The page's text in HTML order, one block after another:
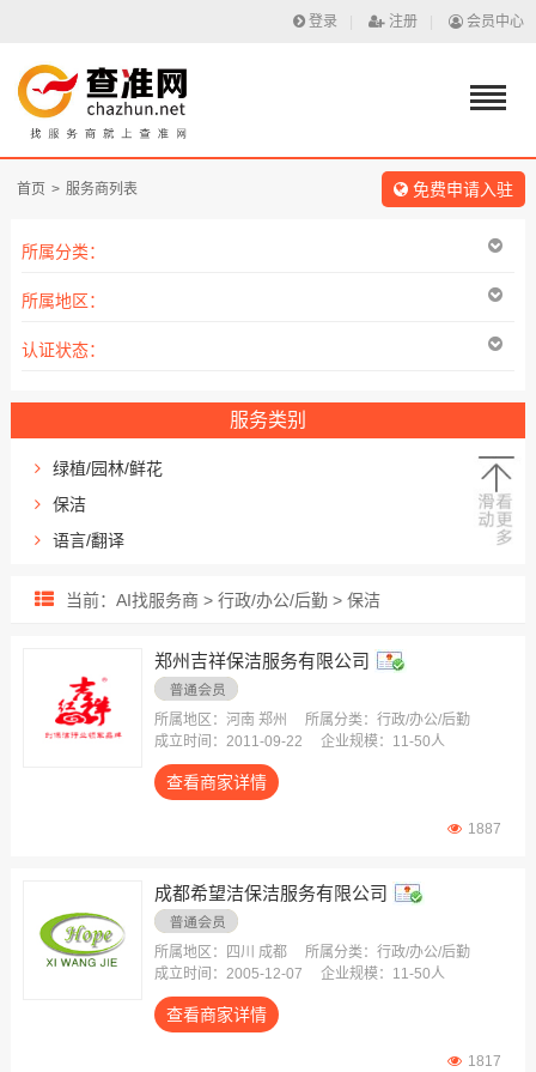
登录 注册 会员中心
首页 > 服务商列表 免费申请入驻
所属分类：
所属地区：
认证状态：
服务类别
绿植/园林/鲜花
保洁
语言/翻译
团餐
保险
酒店
办公家具
员工拓展
当前：AI找服务商 > 行政/办公/后勤 > 保洁
郑州吉祥保洁服务有限公司
所属地区：河南 郑州
所属分类：行政/办公/后勤
成立时间：2011-09-22
企业规模：11-50人
查看商家详情
1887
成都希望洁保洁服务有限公司
所属地区：四川 成都
所属分类：行政/办公/后勤
成立时间：2005-12-07
企业规模：11-50人
查看商家详情
1817